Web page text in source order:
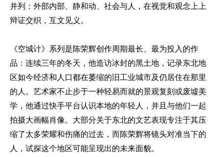
并列：外部内部、静和动、社会与人，在视觉和观念上上
辩证交织，互文见义。
《空城计》系列是陈荣辉创作周期最长、最为投入的作
品：连续三年的冬天，他造访冰封的黑土地，记录东北地
区如今经济和人口都在萎缩的旧工业城市及仍居住在那里
的人。艺术家不止步于一种轻易而就的景观复刻或废墟美
学，他通过快手平台认识本地的年轻人，并且与他们一起
拍摄大画幅肖像。大部分关于东北的文艺表现专注于其压
缩了太多荣耀和伤痛的过去，而陈荣辉将镜头对准当下的
人，试探这个地区可能呈现出的未来面貌。